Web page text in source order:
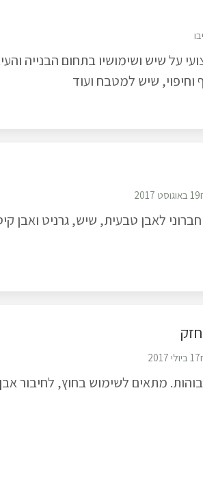
על שיש ושימושיו בתחום הבנייה
וחיפוי, שיש למטבח ועוד
19 באוגוסט 2017
17 ביולי 2017
מתאים לשימוש בחוץ, לחיבור